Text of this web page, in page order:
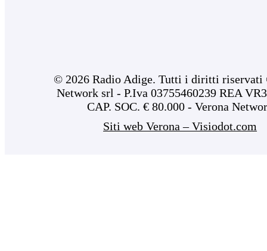
© 2026 Radio Adige. Tutti i diritti riservati
Network srl - P.Iva 03755460239 REA
CAP. SOC. € 80.000 - Verona
Siti web Verona – Visiodot.com